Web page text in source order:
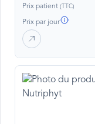
Prix patient (TTC)
Prix par jour